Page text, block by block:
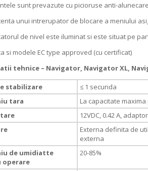
sunt prevazute cu picioruse anti-
unui intrerupator de blocare a meniului
de nivel este iluminat si este situat pe
modele EC type approved (cu certificat)
tehnice – Navigator, Navigator XL,
stabilizare
≤ 1 secunda
tara
La capacitate
12VDC, 0.42 A,
Externa definita de
externa
de umidiatte
operare
20-85%